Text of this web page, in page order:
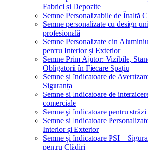
Fabrici și Depozite
Semne Personalizabile de Înaltă
Semne personalizate cu design
profesională
Semne Personalizate din
pentru Interior și Exterior
Semne Prim Ajutor: Vizibile,
Obligatorii în Fiecare Spațiu
Semne și Indicatoare de
Siguranța
Semne si Indicatoare de
comerciale
Semne şi Indicatoare pentru
Semne si Indicatoare
Interior și Exterior
Semne și Indicatoare PSI –
pentru Clădiri